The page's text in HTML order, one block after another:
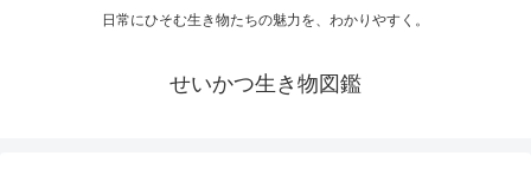
日常にひそむ生き物たちの魅力を、わかりやすく。
せいかつ生き物図鑑